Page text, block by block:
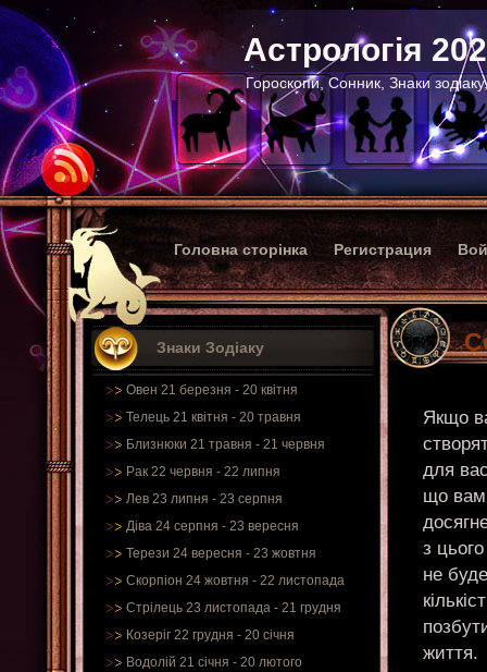
Астрологія
Гороскопи, Сонник, Знаки
Головна сторінка Регистрация
Знаки Зодіаку
Овен 21 березня - 20 квітня
Телець 21 квітня - 20 травня
Близнюки 21 травня - 21 червня
Рак 22 червня - 22 липня
Лев 23 липня - 23 серпня
Діва 24 серпня - 23 вересня
Терези 24 вересня - 23 жовтня
Скорпіон 24 жовтня - 22 листопада
Стрілець 23 листопада - 21 грудня
Козеріг 22 грудня - 20 січня
Водолій 21 січня - 20 лютого
Якщо
для
що вам
з
не
життя.